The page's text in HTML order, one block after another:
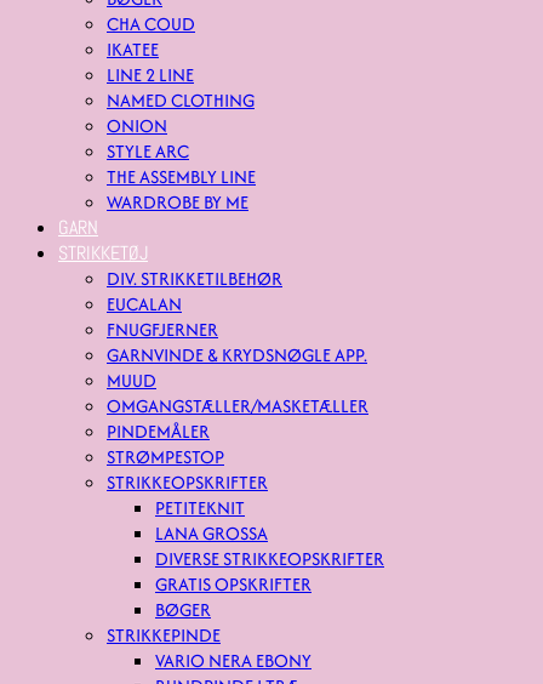
CHA COUD
IKATEE
LINE 2 LINE
NAMED CLOTHING
ONION
STYLE ARC
THE ASSEMBLY LINE
WARDROBE BY ME
GARN
STRIKKETØJ
DIV. STRIKKETILBEHØR
EUCALAN
FNUGFJERNER
GARNVINDE & KRYDSNØGLE APP.
MUUD
OMGANGSTÆLLER/MASKETÆLLER
PINDEMÅLER
STRØMPESTOP
STRIKKEOPSKRIFTER
PETITEKNIT
LANA GROSSA
DIVERSE STRIKKEOPSKRIFTER
GRATIS OPSKRIFTER
BØGER
STRIKKEPINDE
VARIO NERA EBONY